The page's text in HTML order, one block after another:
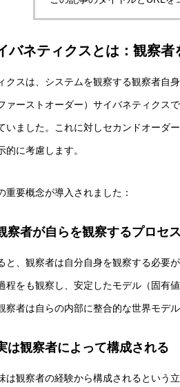
」はなぜエネルギーを消費するのか？
バネティクスとは：観察
クスは、システムを観察する観察者自
ァーストオーダー）サイバネティクス
いました。これに対しセカンドオーダ
に考慮します。
重要概念が導入されました：
察者が自らを観察するプロセ
と、観察者は自分自身を観察する必要
程をも観察し、安定したモデル（固有
察者は自らの内部に整合的な世界モデ
は観察者によって構成される
は観察者の経験から構成されるという